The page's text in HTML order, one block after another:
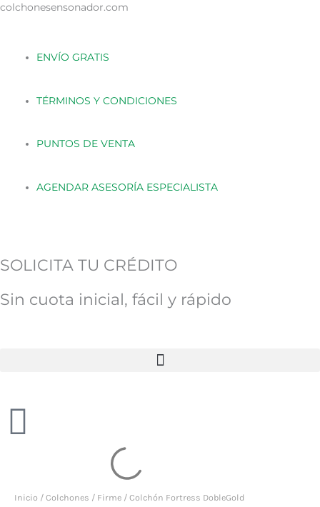
colchonesensonador.com
ENVÍO GRATIS
TÉRMINOS Y CONDICIONES
PUNTOS DE VENTA
AGENDAR ASESORÍA ESPECIALISTA
SOLICITA TU CRÉDITO
Sin cuota inicial, fácil y rápido
Inicio / Colchones / Firme / Colchón Fortress DobleGold
Colchón